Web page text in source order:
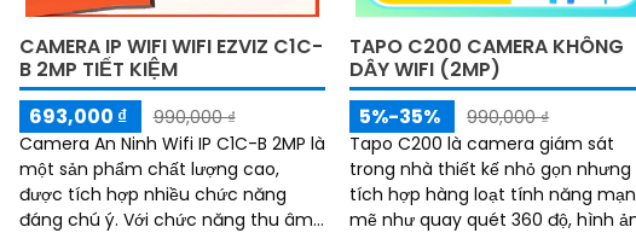
CAMERA IP WIFI WIFI EZVIZ C1C-
B 2MP TIẾT KIỆM
693,000 ₫
990,000 ₫
Camera An Ninh Wifi IP C1C-B 2MP là
một sản phẩm chất lượng cao,
được tích hợp nhiều chức năng
đáng chú ý. Với chức năng thu âm
TAPO C200 CAMERA KHÔNG
DÂY WIFI (2MP)
5%-35%
990,000 ₫
Tapo C200 là camera giám sát
trong nhà thiết kế nhỏ gọn nhưng
tích hợp hàng loạt tính năng
mẽ như quay quét 360 độ, hình